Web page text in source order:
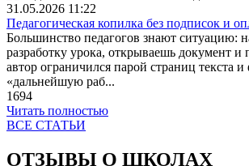
31.05.2026 11:22
Педагогическая копилка без подписок и
Большинство педагогов знают ситуацию:
разработку урока, открываешь документ
автор ограничился парой страниц текста и
«дальнейшую раб...
1694
Читать полностью
ВСЕ СТАТЬИ
ОТЗЫВЫ О ШКОЛАХ